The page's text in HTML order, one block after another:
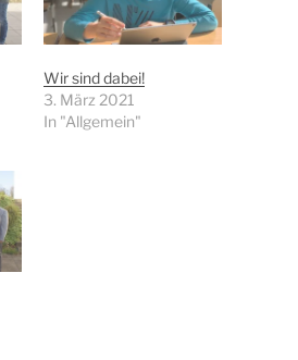
Wir sind dabei!
3. März 2021
In "Allgemein"